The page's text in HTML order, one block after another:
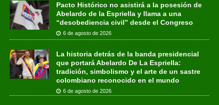
Pacto Histórico no asistirá a la posesión de
Abelardo de la Espriella y llama a una
“desobediencia civil” desde el Congreso
6 de agosto de 2026
La historia detrás de la banda presidencial
que portará Abelardo De La Espriella:
tradición, simbolismo y el arte de un sastre
colombiano reconocido en el mundo
6 de agosto de 2026